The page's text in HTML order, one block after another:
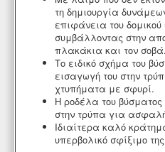
τη δημιουργία
επιφάνεια του
συμβάλλοντας στην
πλακάκια και τον σοβά.
Το ειδικό σχήμα του
εισαγωγή του στην
χτυπήματα με σφυρί.
Η ροδέλα του
στην τρύπα για
Ιδιαίτερα καλό
υπερβολικό σφίξιμο